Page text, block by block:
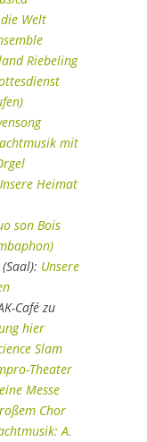
Welt
Riebeling
mit
Heimat
son Bois
Unsere
Café zu
hier
Slam
Theater
Messe
Chor
A.